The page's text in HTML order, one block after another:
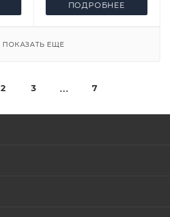
ПОДРОБНЕЕ
ПОКАЗАТЬ ЕЩЕ
2 3 7